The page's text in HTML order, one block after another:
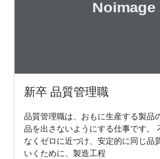
新卒 品質管理職
品質管理職は、おもに生産する製品
品を出さないようにする仕事です。
なくゼロに近づけ、安定的に同じ品
いくために、製造工程